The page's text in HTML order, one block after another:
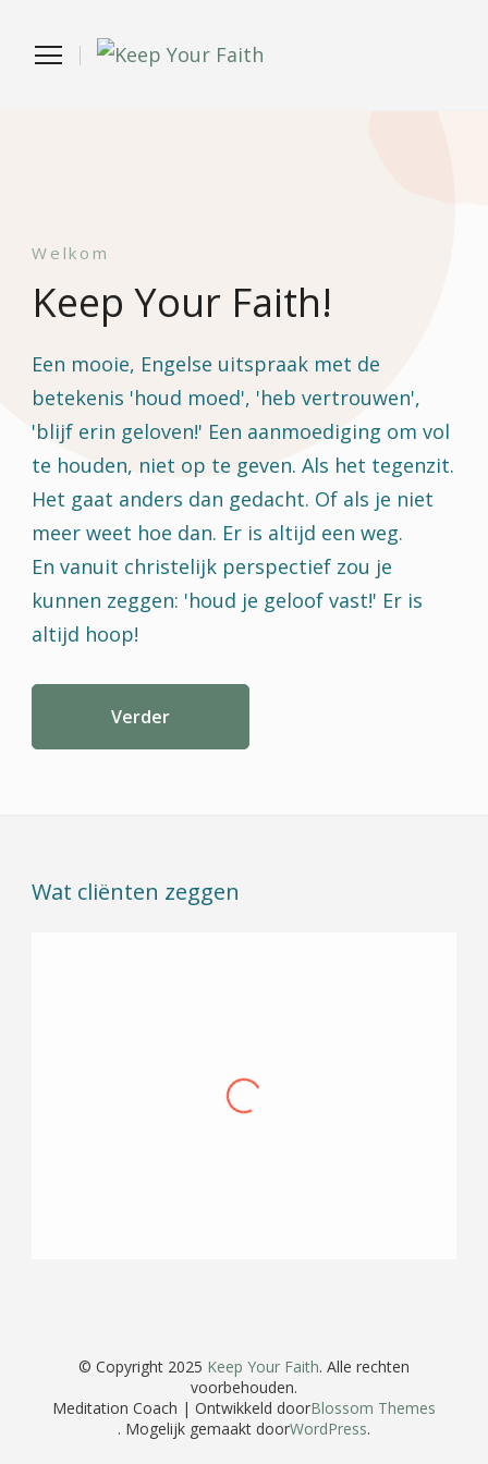
Faith
Welkom
Keep Your Faith!
Een mooie, Engelse uitspraak met de
betekenis 'houd moed', 'heb vertrouwen',
'blijf erin geloven!' Een aanmoediging om vol
te houden, niet op te geven. Als het tegenzit.
Het gaat anders dan gedacht. Of als je niet
meer weet hoe dan. Er is altijd een weg.
En vanuit christelijk perspectief zou je
kunnen zeggen: 'houd je geloof vast!' Er is
altijd hoop!
Verder
Wat cliënten zeggen
doorvragen maken dat je ook in korte tijd
genoeg input krijgt om met jezelf en je proces
© Copyright 2025 Keep Your Faith. Alle rechten
voorbehouden.
Meditation Coach | Ontwikkeld doorBlossom Themes
. Mogelijk gemaakt doorWordPress.